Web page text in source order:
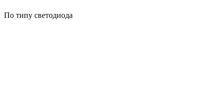
По типу светодиода